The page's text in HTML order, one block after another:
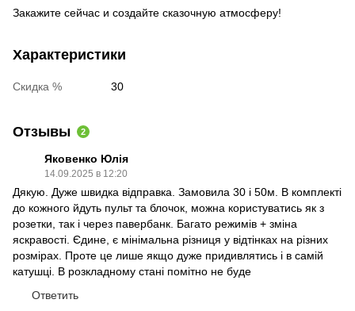
Закажите сейчас и создайте сказочную атмосферу!
Характеристики
Скидка % 30
Отзывы 2
Яковенко Юлія
14.09.2025 в 12:20
Дякую. Дуже швидка відправка. Замовила 30 і 50м. В комплекті
до кожного йдуть пульт та блочок, можна користуватись як з
розетки, так і через павербанк. Багато режимів + зміна
яскравості. Єдине, є мінімальна різниця у відтінках на різних
розмірах. Проте це лише якщо дуже придивлятись і в самій
катушці. В розкладному стані помітно не буде
Ответить